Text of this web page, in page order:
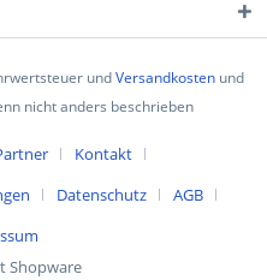
undVersandkostenund
nicht anders beschrieben
Kontakt
Datenschutz
AGB
Shopware